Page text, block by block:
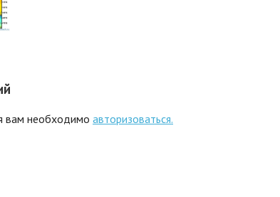
вам необходимо авторизоваться.